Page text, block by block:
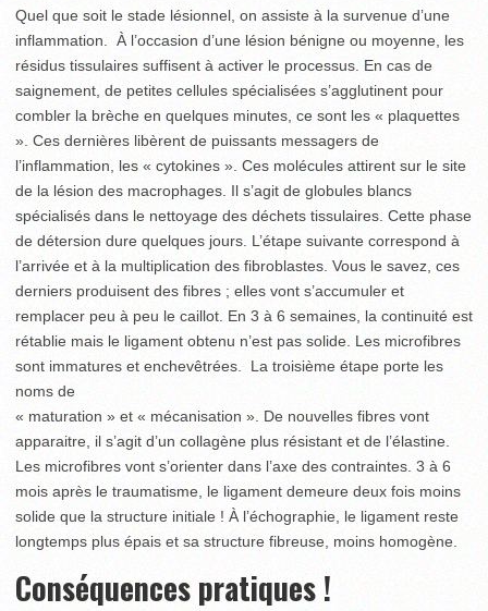
Quel que soit le stade lésionnel, on assiste à la survenue d’une
inflammation. À l’occasion d’une lésion bénigne ou moyenne, les
résidus tissulaires suffisent à activer le processus. En cas de
saignement, de petites cellules spécialisées s’agglutinent pour
combler la brèche en quelques minutes, ce sont les « plaquettes
». Ces dernières libèrent de puissants messagers de
l’inflammation, les « cytokines ». Ces molécules attirent sur le site
de la lésion des macrophages. Il s’agit de globules blancs
spécialisés dans le nettoyage des déchets tissulaires. Cette phase
de détersion dure quelques jours. L’étape suivante correspond à
l’arrivée et à la multiplication des fibroblastes. Vous le savez, ces
derniers produisent des fibres ; elles vont s’accumuler et
remplacer peu à peu le caillot. En 3 à 6 semaines, la continuité est
rétablie mais le ligament obtenu n’est pas solide. Les microfibres
sont immatures et enchevêtrées. La troisième étape porte les
noms de
« maturation » et « mécanisation ». De nouvelles fibres vont
apparaitre, il s’agit d’un collagène plus résistant et de l’élastine.
Les microfibres vont s’orienter dans l’axe des contraintes. 3 à 6
mois après le traumatisme, le ligament demeure deux fois moins
solide que la structure initiale ! À l’échographie, le ligament reste
longtemps plus épais et sa structure fibreuse, moins homogène.
Conséquences pratiques !